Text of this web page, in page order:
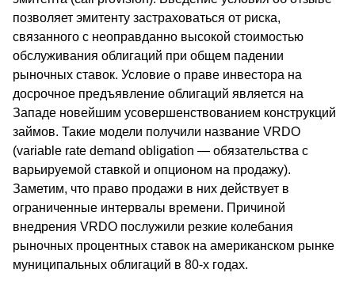
позволяет эмитенту застраховаться от риска,
связанного с неоправданно высокой стоимостью
обслуживания облигаций при общем падении
рыночных ставок. Условие о праве инвестора на
досрочное предъявление облигаций является на
Западе новейшим усовершенствованием конструкций
займов. Такие модели получили название VRDO
(variable rate demand obligation — обязательства с
варьируемой ставкой и опционом на продажу).
Заметим, что право продажи в них действует в
ограниченные интервалы времени. Причиной
внедрения VRDO послужили резкие колебания
рыночных процентных ставок на американском рынке
муниципальных облигаций в 80-х годах.